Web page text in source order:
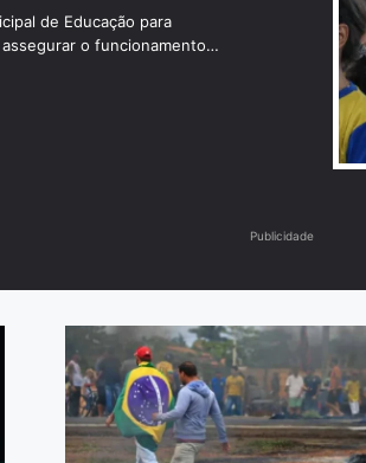
de Educação para
o funcionamento
Publicidade